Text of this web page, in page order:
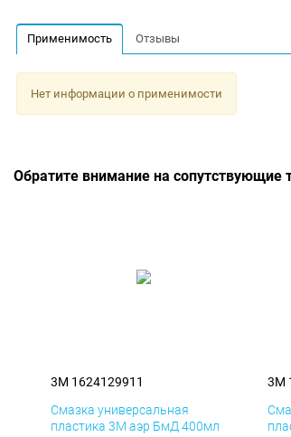
Применимость Отзывы
Нет информации о применимости
Обратите внимание на сопутствующие
3M 1624129911
Смазка универсальная
пластика 3M аэр БмД 400мл
3M